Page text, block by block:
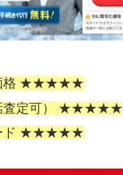
格 ★★★★★
査定可） ★★★★★
ド ★★★★★